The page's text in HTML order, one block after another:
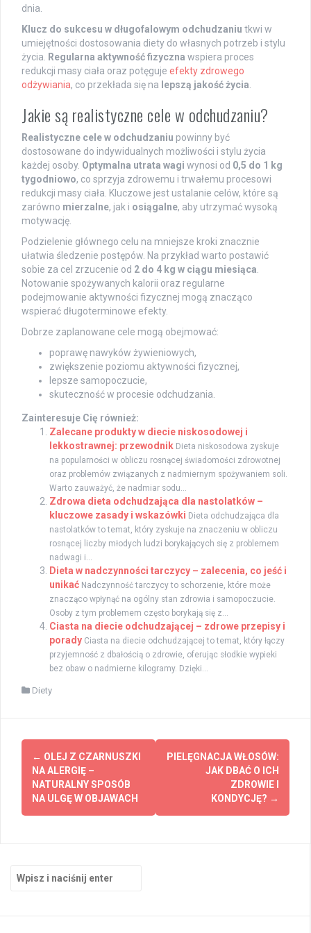
dnia.
Klucz do sukcesu w długofalowym odchudzaniu tkwi w
umiejętności dostosowania diety do własnych potrzeb i stylu
życia. Regularna aktywność fizyczna wspiera proces
redukcji masy ciała oraz potęguje efekty zdrowego
odżywiania, co przekłada się na lepszą jakość życia
Jakie są realistyczne cele w odchudzaniu?
Realistyczne cele w odchudzaniu powinny być
dostosowane do indywidualnych możliwości i stylu życia
każdej osoby. Optymalna utrata wagi wynosi od 0,5 do 1 kg
tygodniowo, co sprzyja zdrowemu i trwałemu procesowi
redukcji masy ciała. Kluczowe jest ustalanie celów, które są
zarówno mierzalne, jak i osiągalne, aby utrzymać wysoką
motywację.
Podzielenie głównego celu na mniejsze kroki znacznie
ułatwia śledzenie postępów. Na przykład warto postawić
sobie za cel zrzucenie od 2 do 4 kg w ciągu miesiąca
Notowanie spożywanych kalorii oraz regularne
podejmowanie aktywności fizycznej mogą znacząco
wspierać długoterminowe efekty.
Dobrze zaplanowane cele mogą obejmować:
poprawę nawyków żywieniowych,
zwiększenie poziomu aktywności fizycznej,
lepsze samopoczucie,
skuteczność w procesie odchudzania.
Zainteresuje Cię również:
Zalecane produkty w diecie niskosodowej i
lekkostrawnej: przewodnik Dieta niskosodowa zyskuje
na popularności w obliczu rosnącej świadomości zdrowotnej
oraz problemów związanych z nadmiernym spożywaniem soli.
Warto zauważyć, że nadmiar sodu...
Zdrowa dieta odchudzająca dla nastolatków –
kluczowe zasady i wskazówki Dieta odchudzająca dla
nastolatków to temat, który zyskuje na znaczeniu w obliczu
rosnącej liczby młodych ludzi borykających się z problemem
nadwagi i...
Dieta w nadczynności tarczycy – zalecenia, co jeść i
unikać Nadczynność tarczycy to schorzenie, które może
znacząco wpłynąć na ogólny stan zdrowia i samopoczucie.
Osoby z tym problemem często borykają się z...
Ciasta na diecie odchudzającej – zdrowe przepisy i
porady Ciasta na diecie odchudzającej to temat, który łączy
przyjemność z dbałością o zdrowie, oferując słodkie wypieki
bez obaw o nadmierne kilogramy. Dzięki...
Diety
Zobacz
wpisy
← OLEJ Z CZARNUSZKI
NA ALERGIĘ –
NATURALNY SPOSÓB
NA ULGĘ W OBJAWACH
PIELĘGNACJA WŁOSÓW:
JAK DBAĆ O ICH
ZDROWIE I
KONDYCJĘ? →